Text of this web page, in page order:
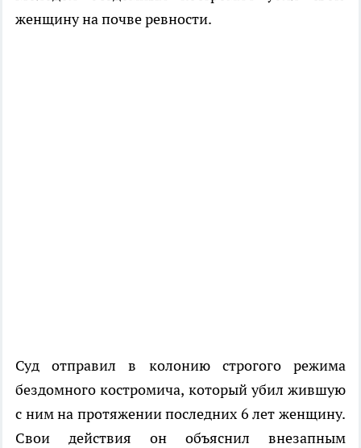
женщину на почве ревности.
Суд отправил в колонию строгого режима
бездомного костромича, который убил жившую
с ним на протяжении последних 6 лет женщину.
Свои действия он объяснил внезапным